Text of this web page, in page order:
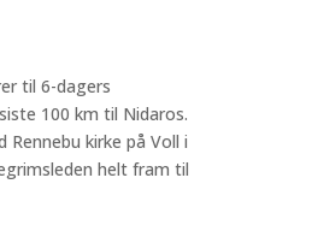
til 6-dagers
100 km til Nidaros.
kirke på Voll i
helt fram til